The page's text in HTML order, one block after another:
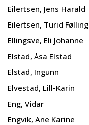
Eilertsen, Jens Harald
Eilertsen, Turid Følling
Ellingsve, Eli Johanne
Elstad, Åsa Elstad
Elstad, Ingunn
Elvestad, Lill-Karin
Eng, Vidar
Engvik, Ane Karine